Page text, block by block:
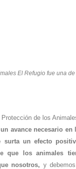
El Refugio fue una
de los
un avance necesario
surta un efecto
que los animales
nosotros, y